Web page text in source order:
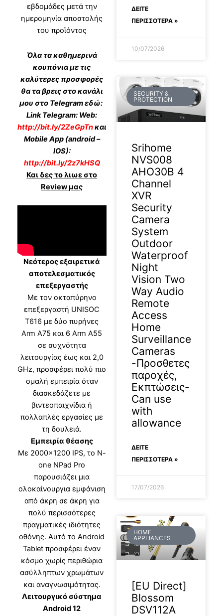
εβδομάδες μετά την
ημερομηνία αποστολής
του προϊόντος
Όλα τα καθημερινά
κουπόνια με τις
καλύτερες προσφορές
θα τα βρεις στο κανάλι
μου στο Telegram εδώ:
Link Telegram: Web:
http://bit.ly/2ZeGpTnκαι
Mobile App (android –
IOS):
http://bit.ly/2z7kHSQ
Και δες το λιωε στο
Review μας
Νεότερος εξαιρετικά
αποτελεσματικός
επεξεργαστής
Mε τον οκταπύρηνο
επεξεργαστή UNISOC
T616 με δύο πυρήνες
Arm A75 και 6 Arm A55
σε συχνότητα
λειτουργίας έως και 2,0
GHz, προσφέρει πολύ πιο
ομαλή εμπειρία όταν
διασκεδάζετε με
βιντεοπαιχνίδια ή
πολλαπλές εργασίες με
τη δουλειά.
Εμπειρία θέασης
Με 2000×1200 IPS, το N-
one NPad Pro
παρουσιάζει μια
ολοκαίνουργια εμφάνιση
από άκρη σε άκρη για
πολύ περισσότερες
πραγματικές ιδιότητες
οθόνης. Αυτό το Android
Tablet προσφέρει έναν
κόσμο χωρίς περιθώρια
ασύλληπτων χρωμάτων
και αναγνωσιμότητας.
Λειτουργικό σύστημα
Android 12
ΔΕΊΤΕ
ΠΕΡΙΣΣΟΤΕΡΑ »
10/07/2026
SECURITY &
PROTECTION
Srihome
NVS008
AHO30B 4
Channel
XVR
Security
Camera
System
Outdoor
Waterproof
Night
Vision Two
Way Audio
Remote
Access
Home
Surveillance
Cameras
-Προσθετες
παροχές,
Εκπτώσεις-
Can use
with
allowance
ΔΕΊΤΕ
ΠΕΡΙΣΣΟΤΕΡΑ »
17/07/2026
HOME
APPLIANCES
[EU Direct]
Blossom
DSV112A